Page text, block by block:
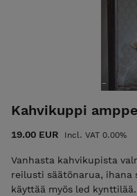
Kahvikuppi
19.00 EUR Incl. VAT 0.00%
Vanhasta kahvikupista
reilusti säätönarua, ihana
käyttää myös led kynttilää.